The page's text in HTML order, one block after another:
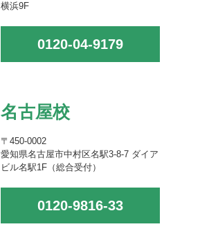
横浜9F
0120-04-9179
名古屋校
〒450-0002
愛知県名古屋市中村区名駅3-8-7 ダイア
ビル名駅1F（総合受付）
0120-9816-33